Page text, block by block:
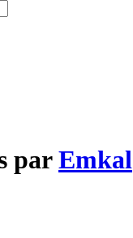
parEmkal